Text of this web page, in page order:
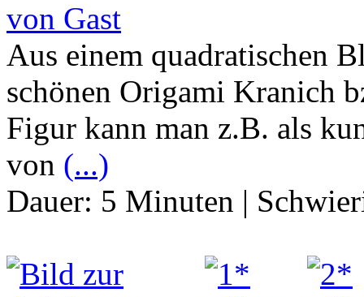
von Gast
Aus einem quadratischen
schönen Origami Kranich
Figur kann man z.B. als
von (...)
Dauer: 5 Minuten |